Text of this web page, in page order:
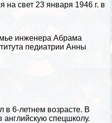
на свет 23 января 1946 г. в
инженера Абрама
педиатрии Анны
в 6-летнем возрасте. В
спецшколу.